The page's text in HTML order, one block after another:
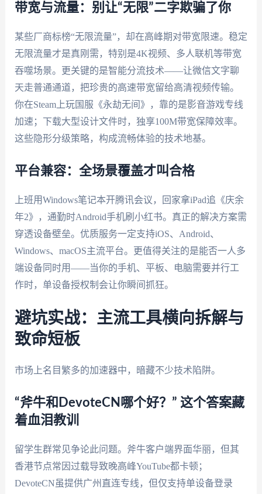
带宽与流量：别让“无限”二字欺骗了你
某些厂商标榜“无限流量”，却在高峰期对带宽限速。稳定
无限流量才是真刚需，特别是4K视频、多人联机等带宽
吞噬场景。更关键的是智能分流技术——让微信文字聊
天走普通通道，把珍贵的高速带宽留给高清视频传输。
你在Steam上玩国服《永劫无间》，靠的是影音游戏专线
加速；下载大型设计文件时，独享100M带宽保障效率。
这些隐形分级策略，构成流畅体验的技术地基。
平台兼容：全场景覆盖才叫合格
上班用Windows笔记本开腾讯会议，回家拿iPad追《庆余
年2》，通勤时Android手机刷小红书。真正的解决方案需
穿透设备壁垒。优质服务一定支持iOS、Android、
Windows、macOS主流平台。更值得关注的是能否一人多
端设备同时用——当你的手机、平板、电脑需要并行工
作时，单设备授权制会让你瞬间抓狂。
避坑实战：主流工具横向拆解与
致命短板
市场上名目繁多的加速器中，暗藏不少技术陷阱。
“斧牛和DevoteCN哪个好？” 这个答案藏
着血泪教训
留学生群常见争论此问题。斧牛客户端界面华丽，但其
香港节点常因过载导致晚高峰YouTube都卡顿；
DevoteCN虽提供广州直连专线，但仅支持单设备登录